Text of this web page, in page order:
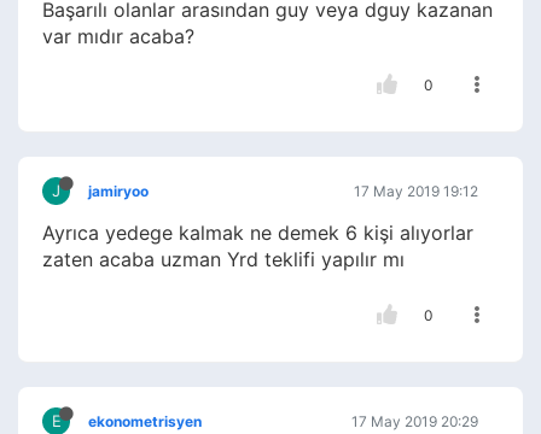
Başarılı olanlar arasından guy veya dguy kazanan
var mıdır acaba?
0
J jamiryoo 17 May 2019 19:12
Ayrıca yedege kalmak ne demek 6 kişi alıyorlar
zaten acaba uzman Yrd teklifi yapılır mı
0
E ekonometrisyen 17 May 2019 20:29